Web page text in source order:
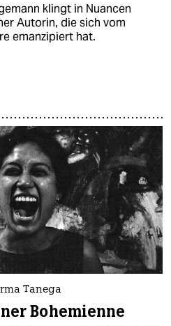
klingt in Nuancen
Autorin, die sich vom
emanzipiert hat.
Tanega
Bohemienne